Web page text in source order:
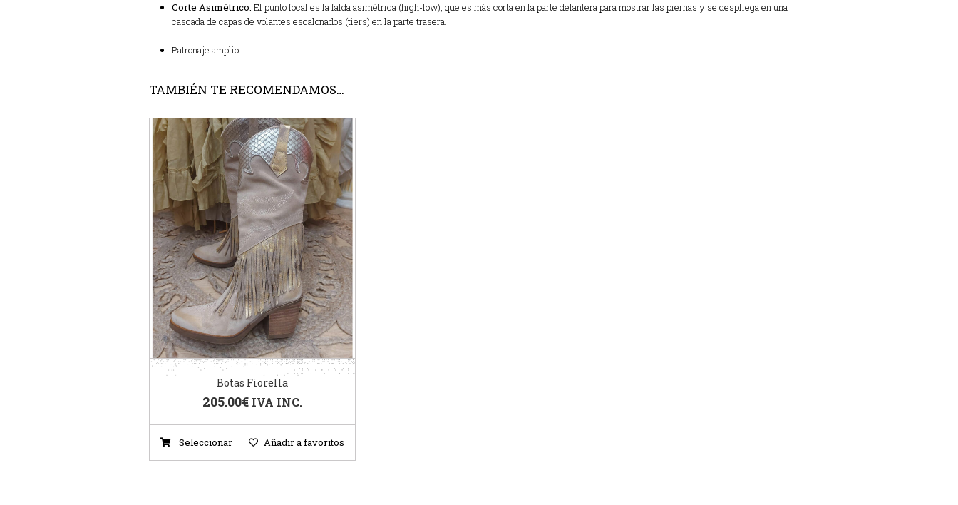
Corte Asimétrico: El punto focal es la falda asimétrica (high-low), que es más corta en la parte delantera para mostrar las piernas y se despliega en una
cascada de capas de volantes escalonados (tiers) en la parte trasera.
Patronaje amplio
TAMBIÉN TE RECOMENDAMOS…
Botas Fiorella
205.00€ IVA INC.
Seleccionar Añadir a favoritos